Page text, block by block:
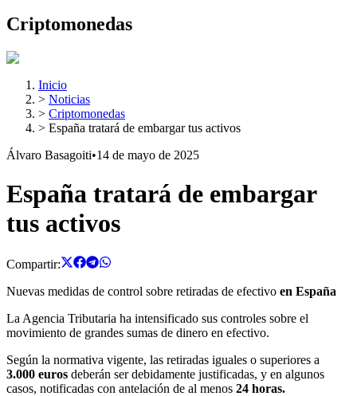
Criptomonedas
Inicio
> Noticias
> Criptomonedas
> España tratará de embargar tus activos
Álvaro Basagoiti•14 de mayo de 2025
España tratará de embargar
tus activos
Compartir:
Nuevas medidas de control sobre retiradas de efectivo en España
La Agencia Tributaria ha intensificado sus controles sobre el
movimiento de grandes sumas de dinero en efectivo.
Según la normativa vigente, las retiradas iguales o superiores a
3.000 euros deberán ser debidamente justificadas, y en algunos
casos, notificadas con antelación de al menos 24 horas.